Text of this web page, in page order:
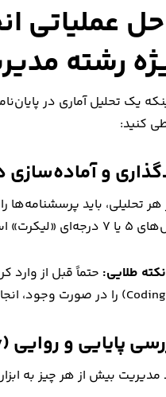
رشته
یک تحلیل آماری در
کنید:
استفاده می‌شود.
نکته طلایی:
Coding) را در صورت وجود، انجام دهید.
مدیریت بیش از هر چیز به